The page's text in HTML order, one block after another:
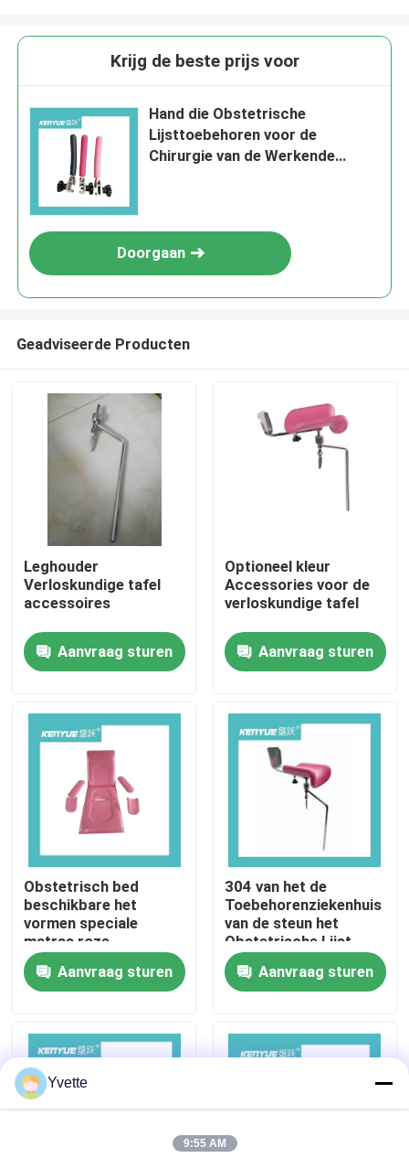
Over ons
Fabriekstocht
Kwaliteitscontrole
Neem contact met ons op
Nieuws
Gevallen
het bed van de het ziekenhuislevering
Obstetrische Lijsttoebehoren
Krijg de beste prijs voor
Hand die Obstetrische
Lijsttoebehoren voor de
Chirurgie van de Werkende
Doorgaan
Geadviseerde Producten
Leghouder
Verloskundige tafel
accessoires
Aanvraag sturen
Optioneel kleur
Accessories voor de
verloskundige tafel
Aanvraag sturen
Obstetrisch bed
beschikbare het
vormen speciale
matras roze
gynaecologie
Aanvraag sturen
304 van het de
Toebehorenziekenhuis
van de steun het
Obstetrische Lijst
Roze van de het
Beenhouder
Aanvraag sturen
Yvette
9:55 AM